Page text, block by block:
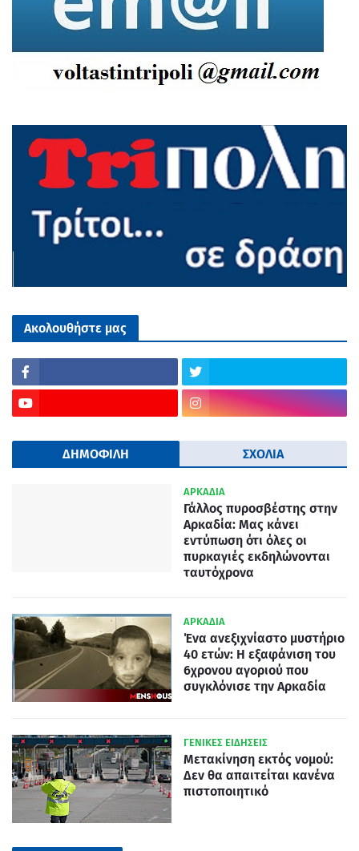
Ακολουθήστε μας
ΔΗΜΟΦΙΛΗ ΣΧΟΛΙΑ
ΑΡΚΑΔΙΑ
Γάλλος πυροσβέστης στην
Αρκαδία: Μας κάνει
εντύπωση ότι όλες οι
πυρκαγιές εκδηλώνονται
ταυτόχρονα
ΑΡΚΑΔΙΑ
Ένα ανεξιχνίαστο μυστήριο
40 ετών: Η εξαφάνιση του
6χρονου αγοριού που
συγκλόνισε την Αρκαδία
ΓΕΝΙΚΕΣ ΕΙΔΗΣΕΙΣ
Μετακίνηση εκτός νομού:
Δεν θα απαιτείται κανένα
πιστοποιητικό